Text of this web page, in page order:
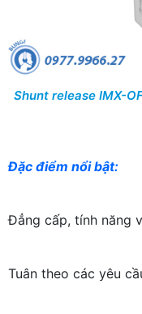
Shunt release IMX-
Đặc điểm nổi bật:
Đẳng cấp, tính năng
Tuân theo các yêu